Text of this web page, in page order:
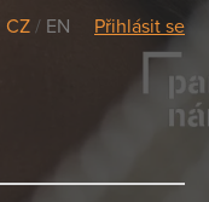
CZ / EN Přihlásit se